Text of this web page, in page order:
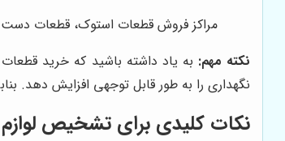
مراکز فروش قطعات استوک، قطعات دست
نکته مهم: به یاد داشته باشید که خرید
نگهداری را به طور قابل توجهی افزایش دهد.
نکات کلیدی برای تشخیص لوازم